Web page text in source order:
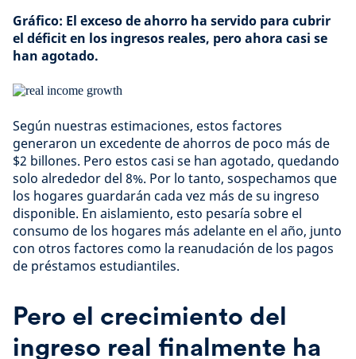
Gráfico: El exceso de ahorro ha servido para cubrir
el déficit en los ingresos reales, pero ahora casi se
han agotado.
Según nuestras estimaciones, estos factores
generaron un excedente de ahorros de poco más de
$2 billones. Pero estos casi se han agotado, quedando
solo alrededor del 8%. Por lo tanto, sospechamos que
los hogares guardarán cada vez más de su ingreso
disponible. En aislamiento, esto pesaría sobre el
consumo de los hogares más adelante en el año, junto
con otros factores como la reanudación de los pagos
de préstamos estudiantiles.
Pero el crecimiento del
ingreso real finalmente ha